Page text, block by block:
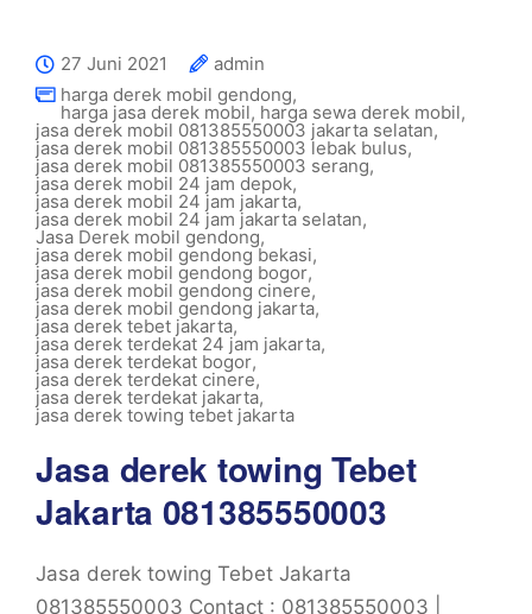
27 Juni 2021
admin
harga derek mobil gendong,
harga jasa derek mobil, harga sewa derek mobil,
jasa derek mobil 081385550003 jakarta selatan,
jasa derek mobil 081385550003 lebak bulus,
jasa derek mobil 081385550003 serang,
jasa derek mobil 24 jam depok,
jasa derek mobil 24 jam jakarta,
jasa derek mobil 24 jam jakarta selatan,
Jasa Derek mobil gendong,
jasa derek mobil gendong bekasi,
jasa derek mobil gendong bogor,
jasa derek mobil gendong cinere,
jasa derek mobil gendong jakarta,
jasa derek tebet jakarta,
jasa derek terdekat 24 jam jakarta,
jasa derek terdekat bogor,
jasa derek terdekat cinere,
jasa derek terdekat jakarta,
jasa derek towing tebet jakarta
Jasa derek towing Tebet
Jakarta 081385550003
Jasa derek towing Tebet Jakarta
081385550003 Contact : 081385550003 |